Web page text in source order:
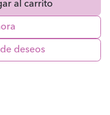
al carrito
deseos